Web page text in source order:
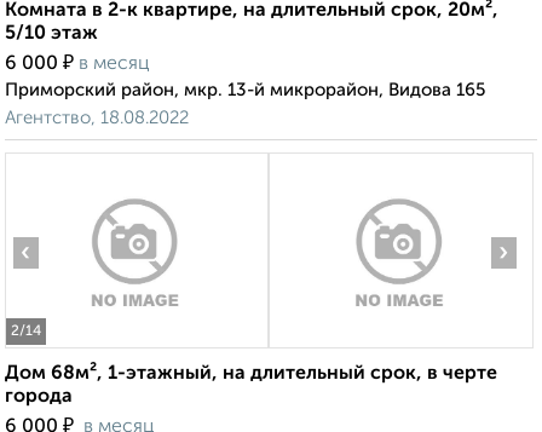
Комната в 2-к квартире, на длительный срок, 20м²,
5/10 этаж
6 000 ₽ в месяц
Приморский район, мкр. 13-й микрорайон, Видова 165
Агентство, 18.08.2022
2/14
‹ ›
Дом 68м², 1-этажный, на длительный срок, в черте
города
6 000 ₽ в месяц